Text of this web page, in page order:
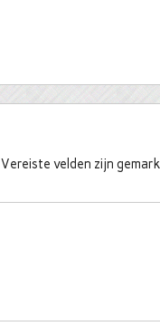
Vereiste velden zijn